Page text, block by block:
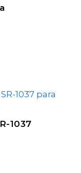
1037